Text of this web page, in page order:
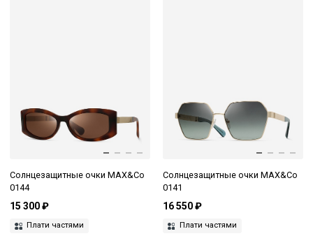
Солнцезащитные очки MAX&Co
0144
15 300 ₽
Плати частями
Солнцезащитные очки MAX&Co
0141
16 550 ₽
Плати частями